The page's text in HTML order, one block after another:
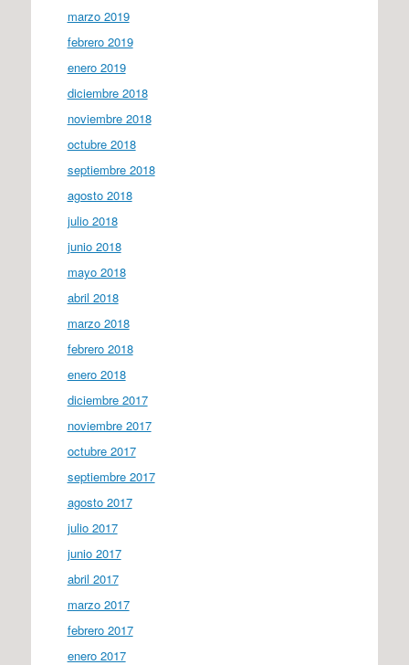
marzo 2019
febrero 2019
enero 2019
diciembre 2018
noviembre 2018
octubre 2018
septiembre 2018
agosto 2018
julio 2018
junio 2018
mayo 2018
abril 2018
marzo 2018
febrero 2018
enero 2018
diciembre 2017
noviembre 2017
octubre 2017
septiembre 2017
agosto 2017
julio 2017
junio 2017
abril 2017
marzo 2017
febrero 2017
enero 2017